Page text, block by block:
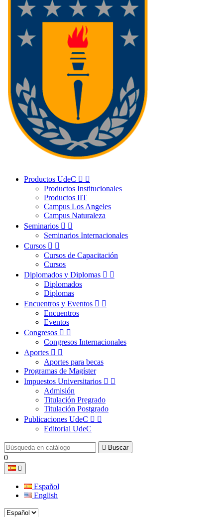
Productos UdeC  
Productos Institucionales
Productos IIT
Campus Los Angeles
Campus Naturaleza
Seminarios  
Seminarios Internacionales
Cursos  
Cursos de Capacitación
Cursos
Diplomados y Diplomas  
Diplomados
Diplomas
Encuentros y Eventos  
Encuentros
Eventos
Congresos  
Congresos Internacionales
Aportes  
Aportes para becas
Programas de Magíster
Impuestos Universitarios  
Admisión
Titulación Pregrado
Titulación Postgrado
Publicaciones UdeC  
Editorial UdeC
 Buscar
0

Español
English